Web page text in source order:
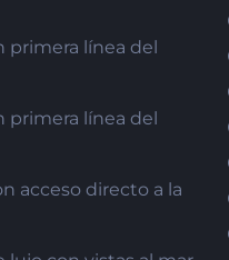
primera línea del
primera línea del
acceso directo a la